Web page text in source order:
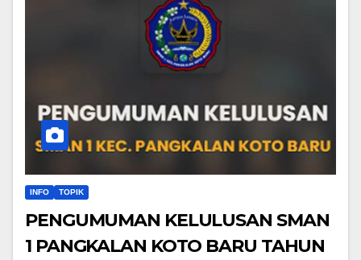
INFO TOPIK
PENGUMUMAN KELULUSAN SMAN
1 PANGKALAN KOTO BARU TAHUN